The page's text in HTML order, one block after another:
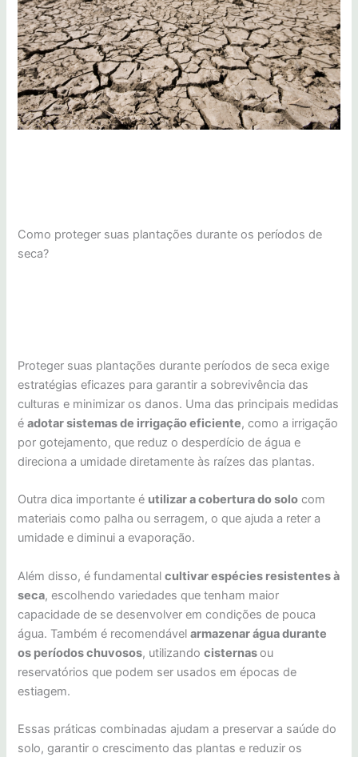
Como proteger suas plantações durante os períodos de
seca?
Proteger suas plantações durante períodos de seca exige
estratégias eficazes para garantir a sobrevivência das
culturas e minimizar os danos. Uma das principais medidas
éadotar sistemas de irrigação eficiente, como a irrigação
por gotejamento, que reduz o desperdício de água e
direciona a umidade diretamente às raízes das plantas.
Outra dica importante é utilizar a cobertura do solo com
materiais como palha ou serragem, o que ajuda a reter a
umidade e diminui a evaporação.
Além disso, é fundamentalcultivar espécies resistentes à
seca, escolhendo variedades que tenham maior
capacidade de se desenvolver em condições de pouca
água. Também é recomendávelarmazenar água durante
os períodos chuvosos, utilizandocisternasou
reservatórios que podem ser usados em épocas de
estiagem.
Essas práticas combinadas ajudam a preservar a saúde do
solo, garantir o crescimento das plantas e reduzir os